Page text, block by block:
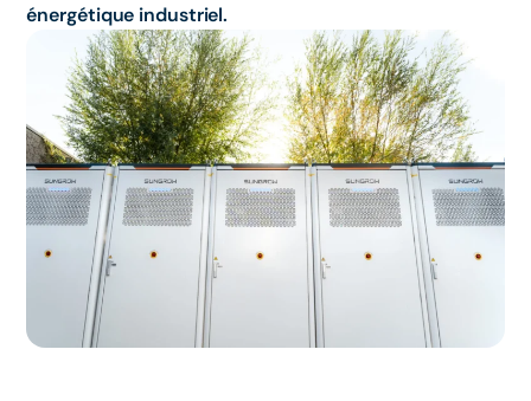
énergétique industriel.